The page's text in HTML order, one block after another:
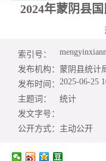
2024年蒙阴县
索引号：
发布机构： 蒙阴县统计
发布时间： 2025-06-25
主题词：
统计
发文字号：
公开方式： 主动公开